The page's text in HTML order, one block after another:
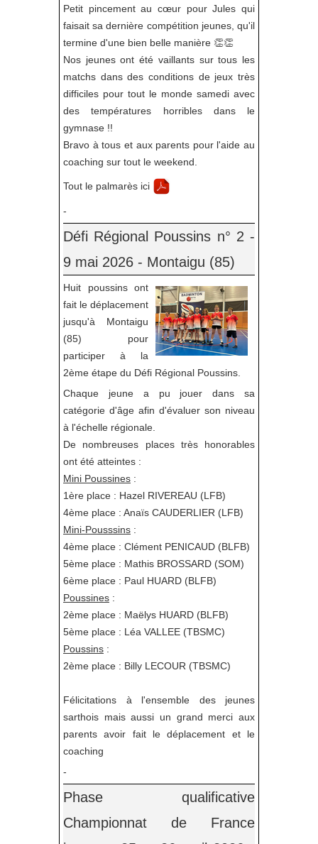
Petit pincement au cœur pour Jules qui
faisait sa dernière compétition jeunes, qu'il
termine d'une bien belle manière 👏👏
Nos jeunes ont été vaillants sur tous les
matchs dans des conditions de jeux très
difficiles pour tout le monde samedi avec
des températures horribles dans le
gymnase !!
Bravo à tous et aux parents pour l'aide au
coaching sur tout le weekend.
Tout le palmarès ici
-
Défi Régional Poussins n° 2 -
9 mai 2026 - Montaigu (85)
Huit poussins ont
fait le déplacement
jusqu'à Montaigu
(85) pour
participer à la
2ème étape du Défi Régional Poussins.
Chaque jeune a pu jouer dans sa
catégorie d'âge afin d'évaluer son niveau
à l'échelle régionale.
De nombreuses places très honorables
ont été atteintes :
Mini Poussines :
1ère place : Hazel RIVEREAU (LFB)
4ème place : Anaïs CAUDERLIER (LFB)
Mini-Pousssins :
4ème place : Clément PENICAUD (BLFB)
5ème place : Mathis BROSSARD (SOM)
6ème place : Paul HUARD (BLFB)
Poussines :
2ème place : Maëlys HUARD (BLFB)
5ème place : Léa VALLEE (TBSMC)
Poussins :
2ème place : Billy LECOUR (TBSMC)
Félicitations à l'ensemble des jeunes
sarthois mais aussi un grand merci aux
parents avoir fait le déplacement et le
coaching
-
Phase qualificative
Championnat de France